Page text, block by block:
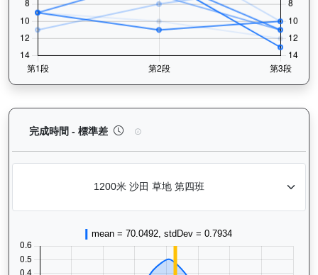
完成時間 - 標準差 電子好好（L119）— 完成時間標準差